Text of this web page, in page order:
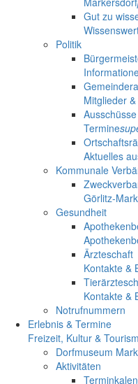
Gut zu
Politik
Mitglieder
Ausschüsse
Termine
Aktuelles
Kommunale
Görlitz-
Gesundheit
Ärzteschaft
Kontakte &
Kontakte &
Notrufnummern
Erlebnis & Termine
Freizeit, Kultur &
Dorfmuseum
Aktivitäten